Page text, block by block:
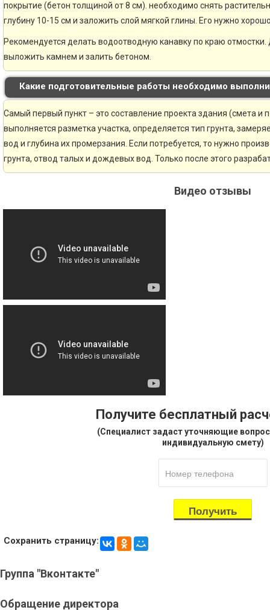
покрытие (бетон толщиной от 8 см). необходимо снять
глубину 10-15 см и заложить слой мягкой глины. Его нужно
Рекомендуется делать водоотводную канавку по краю
выложить камнем и залить бетоном.
Какие подготовительные работы необходимо
Самый первый пункт – это составление проекта здания (смета и
выполняется разметка участка, определяется тип грунта,
вод и глубина их промерзания. Если потребуется, то нужно
грунта, отвод талых и дождевых вод. Только после этого
Видео отзывы
Получите бесплатный
(Специалист задаст уточняющие
индивидуальную смету)
Сохранить страницу:
Группа "Вконтакте"
Обращение директора